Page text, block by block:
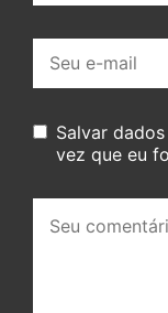
mail:
Salvar
vez que eu
comentário: